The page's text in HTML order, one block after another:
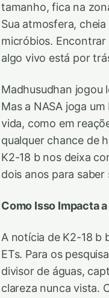
tamanho, fica na
Sua atmosfera,
micróbios. Encontrar
algo vivo está por
Madhusudhan jogou
Mas a NASA joga
vida, como em
qualquer chance de
K2-18 b nos deixa
dois anos para
Como Isso Impacta
A notícia de K2-18 b
ETs. Para os
divisor de águas,
clareza nunca vista.